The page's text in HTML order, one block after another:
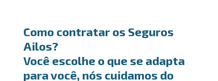
Como contratar os Seguros
Ailos?
Você escolhe o que se adapta
para você, nós cuidamos do